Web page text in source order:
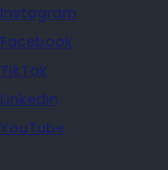
Instagram
Facebook
TikTok
Linkedin
YouTube